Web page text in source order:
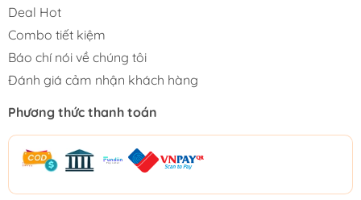
Deal Hot
Combo tiết kiệm
Báo chí nói về chúng tôi
Đánh giá cảm nhận khách hàng
Phương thức thanh toán